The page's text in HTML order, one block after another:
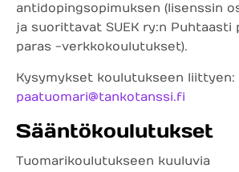
antidopingsopimuksen (lisenssin
ja suorittavat SUEK ry:n Puhtaasti
paras -verkkokoulutukset).
Kysymykset koulutukseen liittyen:
paatuomari@tankotanssi.fi
Sääntökoulutukset
Tuomarikoulutukseen kuuluvia